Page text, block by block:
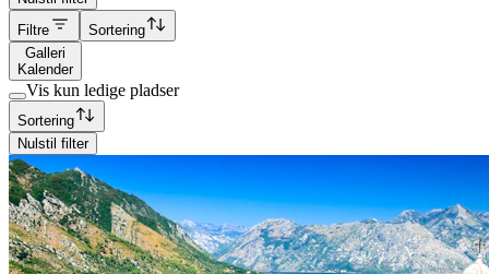
Filtre
Sortering
Galleri
Kalender
Vis kun ledige pladser
Sortering
Nulstil filter